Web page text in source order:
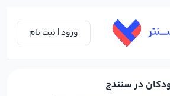
ورود | ثبت نام
در سنندج